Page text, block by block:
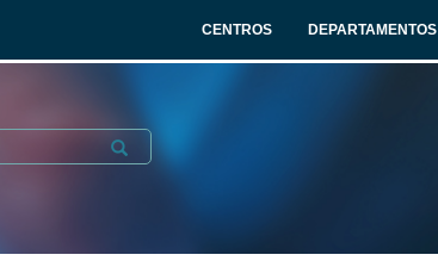
CENTROS DEPARTAMENTOS
Submit